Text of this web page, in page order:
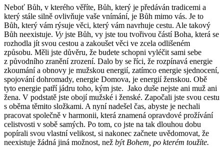
Neboť Bůh, v kterého věříte, Bůh, který je předáván tradicemi a
který stále silně ovlivňuje vaše vnímání, je Bůh mimo vás. Je to
Bůh, který vám rýsuje věci, který vám navrhuje cestu. Ale takový
Bůh neexistuje. Vy jste Bůh, vy jste tou tvořivou částí Boha, která se
rozhodla jít svou cestou a zakoušet věci ve zcela odlišeném
způsobu. Měli jste důvěru, že budete schopni vyléčit sami sebe
z původního zranění zrození. Dalo by se říci, že rozpínavá energie
zkoumání a obnovy je mužskou energií, zatímco energie sjednocení,
spojování dohromady, energie Domova, je energií ženskou. Obě
tyto energie patří jádru toho, kým jste. Jako duše nejste ani muž ani
žena. V podstatě jste obojí mužské i ženské. Započali jste svou cestu
s oběma těmito složkami. A nyní nadešel čas, abyste je nechali
pracovat společně v harmonii, která znamená opravdové prožívání
celistvosti v sobě samých. Po tom, co jste na tak dlouhou dobu
popírali svou vlastní velikost, si nakonec začnete uvědomovat, že
neexistuje žádná jiná možnost, než být Bohem, po kterém toužíte.